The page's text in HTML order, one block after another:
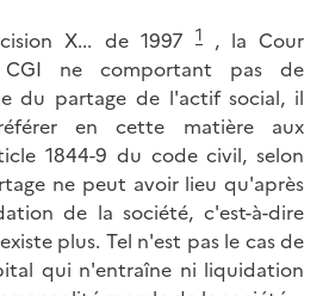
X... de 1997 1 , la Cour
ne comportant pas de
du partage de l'actif social, il
en cette matière aux
1844-9 du code civil, selon
ne peut avoir lieu qu'après
de la société, c'est-à-dire
plus. Tel n'est pas le cas de
qui n'entraîne ni liquidation